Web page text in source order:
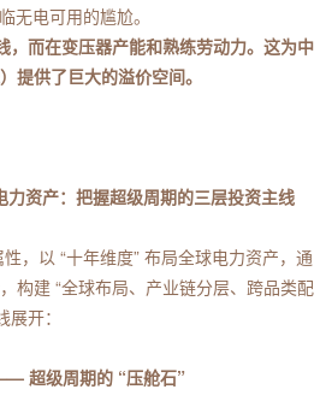
无电可用的尴尬。
，而在变压器产能和熟练劳动力。这为中
提供了巨大的溢价空间。
力资产：把握超级周期的三层投资主线
，以 “十年维度” 布局全球电力资产，通
构建 “全球布局、产业链分层、跨品类配
开：
超级周期的 “压舱石”